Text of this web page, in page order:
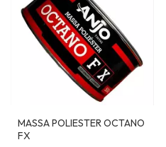
MASSA POLIESTER OCTANO
FX